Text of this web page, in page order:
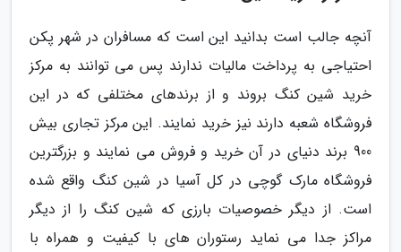
آنچه جالب است بدانید این است که مسافران در شهر پکن
احتیاجی به پرداخت مالیات ندارند پس می توانند به مرکز
خرید شین کنگ بروند و از برندهای مختلفی که در این
فروشگاه شعبه دارند نیز خرید نمایند. این مرکز تجاری بیش
900 برند دنیای در آن خرید و فروش می نمایند و بزرگترین
فروشگاه مارک گوچی در کل آسیا در شین کنگ واقع شده
است. از دیگر خصوصیات بارزی که شین کنگ را از دیگر
مراکز جدا می نماید رستوران های با کیفیت و همراه با